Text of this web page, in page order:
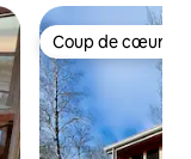
aimésCoup de cœur
Coup de cœur